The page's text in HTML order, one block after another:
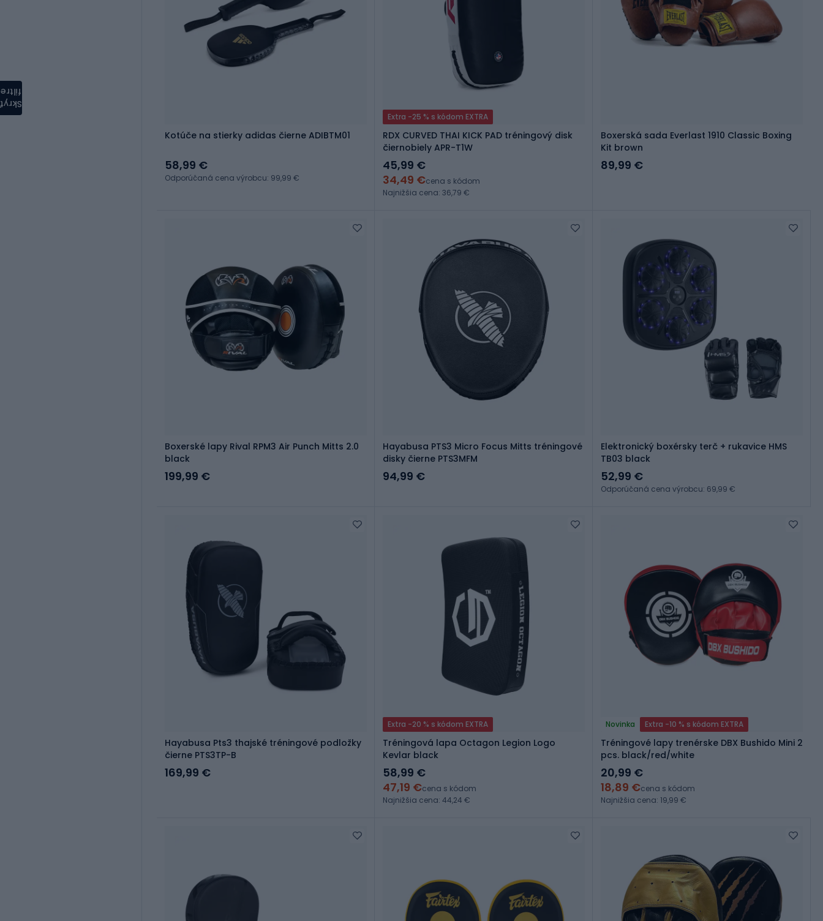
Kotúče na stierky adidas čierne ADIBTM01
58,99 €
Odporúčaná cena výrobcu: 99,99 €
Extra -25 % s kódom EXTRA
RDX CURVED THAI KICK PAD tréningový disk
čiernobiely APR-T1W
45,99 €
34,49 €cena s kódom
Najnižšia cena: 36,79 €
Boxerská sada Everlast 1910 Classic Boxing
Kit brown
89,99 €
Boxerské lapy Rival RPM3 Air Punch Mitts 2.0
black
199,99 €
Hayabusa PTS3 Micro Focus Mitts tréningové
disky čierne PTS3MFM
94,99 €
Elektronický boxérsky terč + rukavice HMS
TB03 black
52,99 €
Odporúčaná cena výrobcu: 69,99 €
Hayabusa Pts3 thajské tréningové podložky
čierne PTS3TP-B
169,99 €
Extra -20 % s kódom EXTRA
Tréningová lapa Octagon Legion Logo
Kevlar black
58,99 €
47,19 €cena s kódom
Najnižšia cena: 44,24 €
Novinka Extra -10 % s kódom EXTRA
Tréningové lapy trenérske DBX Bushido Mini 2
pcs. black/red/white
20,99 €
18,89 €cena s kódom
Najnižšia cena: 19,99 €
Skryť
filtre